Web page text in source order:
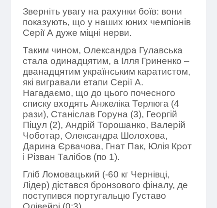
Зверніть увагу на рахунки боїв: вони
показують, що у наших юних чемпіонів
Серії А дуже міцні нерви.
Таким чином, Олександра Гулавська
стала одинадцятим, а Ілля Гриненко –
дванадцятим українським каратистом,
які вигравали етапи Серії А.
Нагадаємо, що до цього почесного
списку входять Анжеліка Терлюга (4
рази), Станіслав Горуна (3), Георгій
Піцул (2), Андрій Торошанко, Валерій
Чоботар, Олександра Шолохова,
Дарина Єрвачова, Гнат Пак, Юлія Крот
і Різван Талібов (по 1).
Гліб Ломовацький (-60 кг Чернівці,
Лідер) дістався бронзового фіналу, де
поступився португальцю Густаво